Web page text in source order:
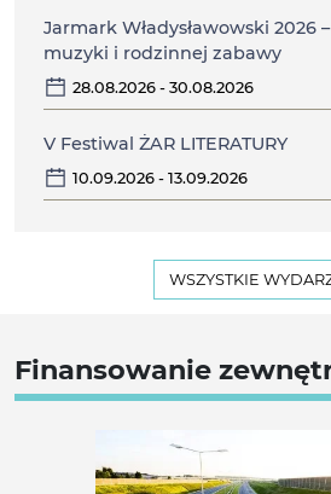
Jarmark Władysławowski 2026
muzyki i rodzinnej zabawy
28.08.2026 - 30.08.2026
V Festiwal ŻAR LITERATURY
10.09.2026 - 13.09.2026
WSZYSTKIE
Finansowanie